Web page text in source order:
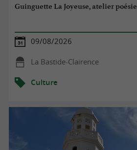
Guinguette La Joyeuse, atelier poésie
09/08/2026
La Bastide-Clairence
Culture